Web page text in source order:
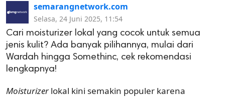
semarangnetwork.com
Selasa, 24 Juni 2025, 11:54
Cari moisturizer lokal yang cocok untuk semua
jenis kulit? Ada banyak pilihannya, mulai dari
Wardah hingga Somethinc, cek rekomendasi
lengkapnya!
Moisturizerlokal kini semakin populer karena